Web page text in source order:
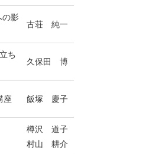
の影
古荘 純一
ち
久保田 博
座 飯塚 慶子
樽沢 道子
村山 耕介